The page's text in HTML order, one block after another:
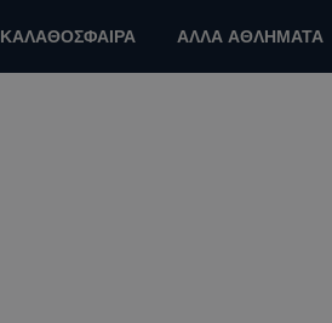
ΚΑΛΑΘΟΣΦΑΙΡΑ ΑΛΛΑ ΑΘΛΗΜΑΤΑ